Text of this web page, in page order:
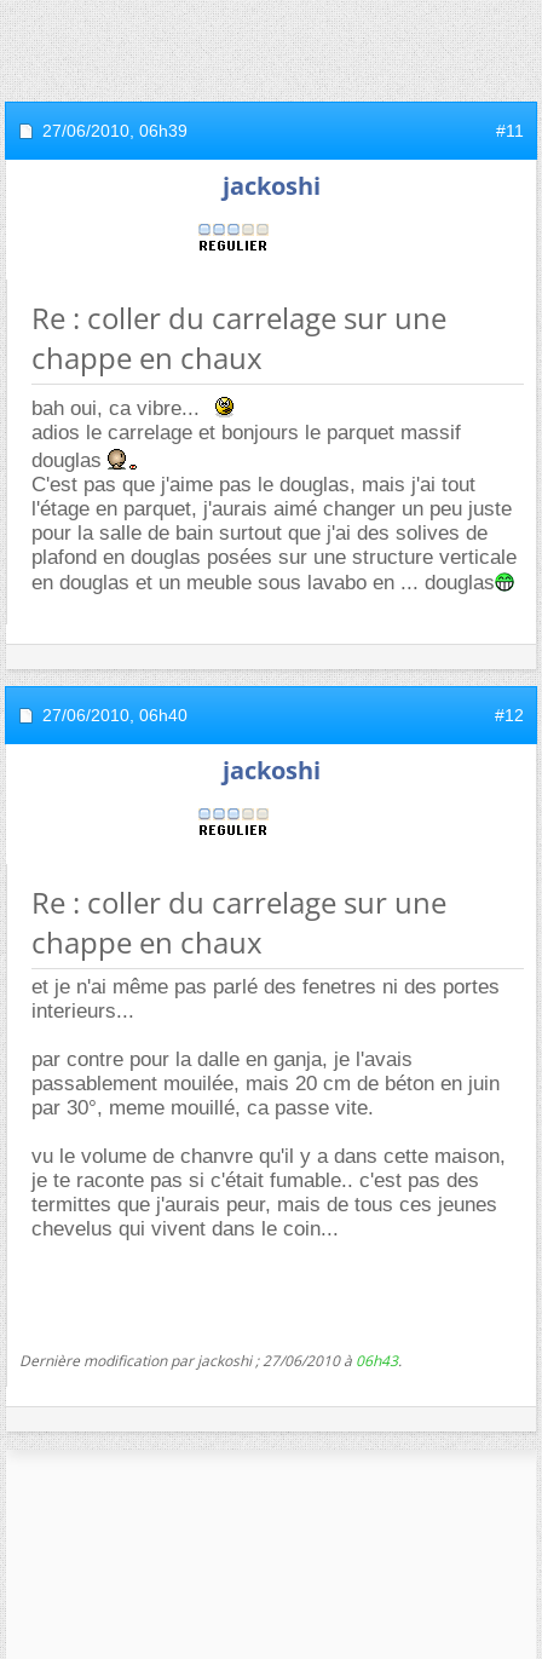
27/06/2010, 06h39 #11
jackoshi
Re : coller du carrelage sur une
chappe en chaux
bah oui, ca vibre...
adios le carrelage et bonjours le parquet massif
douglas
C'est pas que j'aime pas le douglas, mais j'ai tout
l'étage en parquet, j'aurais aimé changer un peu juste
pour la salle de bain surtout que j'ai des solives de
plafond en douglas posées sur une structure verticale
en douglas et un meuble sous lavabo en ... douglas
27/06/2010, 06h40 #12
jackoshi
Re : coller du carrelage sur une
chappe en chaux
et je n'ai même pas parlé des fenetres ni des portes
interieurs...
par contre pour la dalle en ganja, je l'avais
passablement mouilée, mais 20 cm de béton en juin
par 30°, meme mouillé, ca passe vite.
vu le volume de chanvre qu'il y a dans cette maison,
je te raconte pas si c'était fumable.. c'est pas des
termittes que j'aurais peur, mais de tous ces jeunes
chevelus qui vivent dans le coin...
Dernière modification par jackoshi ; 27/06/2010 à 06h43.